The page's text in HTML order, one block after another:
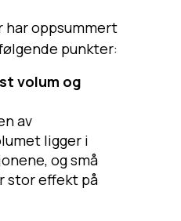
har oppsummert
punkter:
volum og
av
ligger i
og små
stor effekt på